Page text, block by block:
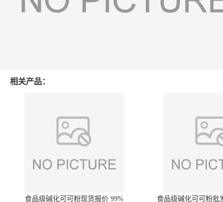
相关产品：
食品级碱化可可粉现货报价 99% 食品级碱化可可粉批